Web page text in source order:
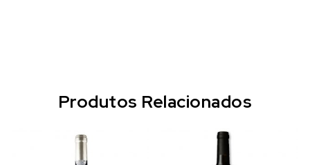
Produtos Relacionados